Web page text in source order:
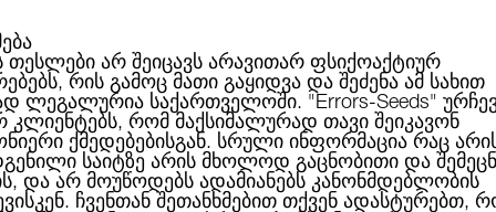
ABOUT US CATEGORIES ᲑᲠᲔᲜᲓᲔᲑᲘ ᲑᲚᲝᲒᲘ
თესლები არ შეიცავს არავითარ ფსიქოაქტიურ
რის გამოც მათი გაყიდვა და შეძენა ამ სახით
ლეგალურია საქართველოში. "Errors-Seeds"
კლიენტებს, რომ მაქსიმალურად თავი შეიკავონ
ქმედებებისგან. სრული ინფორმაცია რაც
საიტზე არის მხოლოდ გაცნობითი და
და არ მოუწოდებს ადამიანებს კანონმდებლობის
ჩვენთან შეთანხმებით თქვენ ადასტურებთ,
ზრდით - ჩვენ ვიზრდებით!